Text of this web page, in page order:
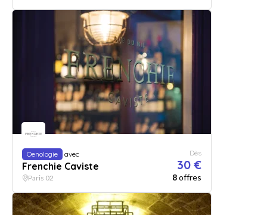
Oenologie avec
Frenchie Caviste
Dès
30 €
Paris 02 8offres